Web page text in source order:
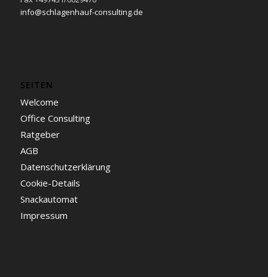
info@schlagenhauf-consulting.de
SEITEN
Welcome
Office Consulting
Ratgeber
AGB
Datenschutzerklärung
Cookie-Details
Snackautomat
Impressum